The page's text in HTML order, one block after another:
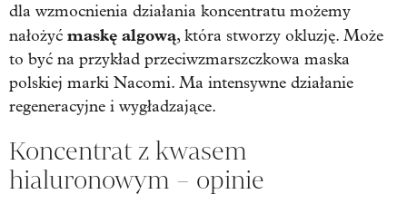
dla wzmocnienia działania koncentratu możemy
nałożyć maskę algową, która stworzy okluzję. Może
to być na przykład przeciwzmarszczkowa maska
polskiej marki Nacomi. Ma intensywne działanie
regeneracyjne i wygładzające.
Koncentrat z kwasem
hialuronowym – opinie